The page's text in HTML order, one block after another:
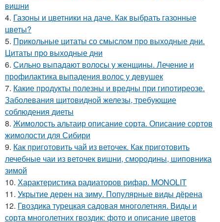
вишни
4. Газоны и цветники на даче. Как выбрать газонные
цветы?
5. Прикольные цитаты со смыслом про выходные дни.
Цитаты про выходные дни
6. Сильно выпадают волосы у женщины. Лечение и
профилактика выпадения волос у девушек
7. Какие продукты полезны и вредны при гипотиреозе.
Заболевания щитовидной железы, требующие
соблюдения диеты
8. Жимолость альтаир описание сорта. Описание сортов
жимолости для Сибири
9. Как приготовить чай из веточек. Как приготовить
лечебные чаи из веточек вишни, смородины, шиповника
зимой
10. Характеристика радиаторов рифар. MONOLIT
11. Укрытие дерен на зиму. Популярные виды дёрена
12. Гвоздика турецкая садовая многолетняя. Виды и
сорта многолетних гвоздик: фото и описание цветов